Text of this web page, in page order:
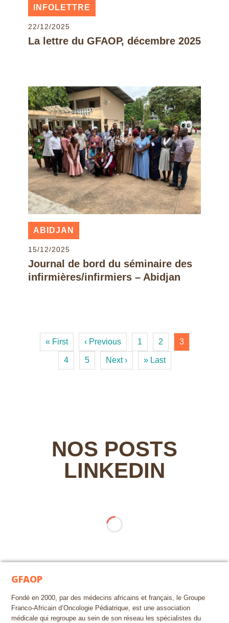
INFOLETTRE
22/12/2025
La lettre du GFAOP, décembre 2025
ABIDJAN
15/12/2025
Journal de bord du séminaire des
infirmières/infirmiers – Abidjan
« First ‹ Previous 1 2 3
4 5 Next › » Last
NOS POSTS
LINKEDIN
GFAOP
Fondé en 2000, par des médecins africains et français, le Groupe
Franco-Africain d’Oncologie Pédiatrique, est une association
médicale qui regroupe au sein de son réseau les spécialistes du